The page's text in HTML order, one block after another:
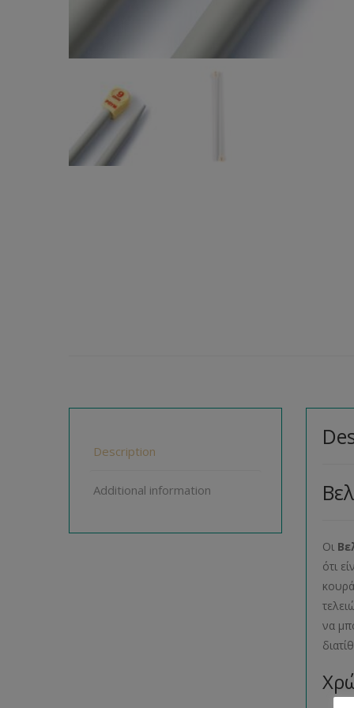
Description
Additional information
Οι
ότι
να